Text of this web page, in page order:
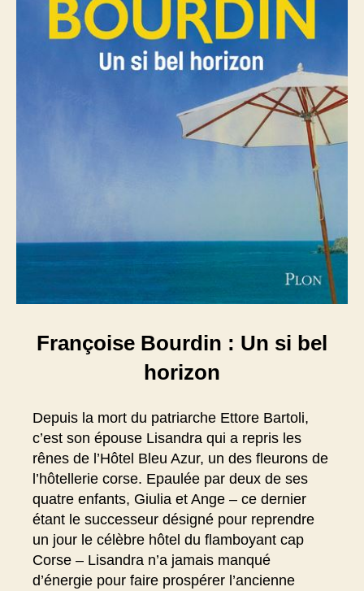
Françoise Bourdin : Un si bel
horizon
Depuis la mort du patriarche Ettore Bartoli,
c’est son épouse Lisandra qui a repris les
rênes de l’Hôtel Bleu Azur, un des fleurons de
l’hôtellerie corse. Epaulée par deux de ses
quatre enfants, Giulia et Ange – ce dernier
étant le successeur désigné pour reprendre
un jour le célèbre hôtel du flamboyant cap
Corse – Lisandra n’a jamais manqué
d’énergie pour faire prospérer l’ancienne